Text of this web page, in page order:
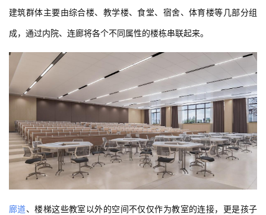
建筑群体主要由综合楼、教学楼、食堂、宿舍、体育楼等几部分组
成，通过内院、连廊将各个不同属性的楼栋串联起来。
廊道、楼梯这些教室以外的空间不仅仅作为教室的连接，更是孩子